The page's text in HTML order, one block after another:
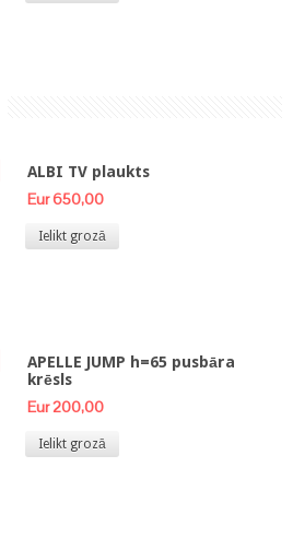
ALBI TV plaukts
Eur 650,00
Ielikt grozā
APELLE JUMP h=65 pusbāra
krēsls
Eur 200,00
Ielikt grozā